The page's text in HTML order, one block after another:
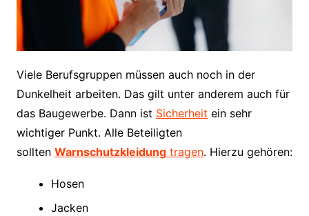
Viele Berufsgruppen müssen auch noch in der
Dunkelheit arbeiten. Das gilt unter anderem auch für
das Baugewerbe. Dann ist Sicherheit ein sehr
wichtiger Punkt. Alle Beteiligten
sollten Warnschutzkleidungtragen. Hierzu gehören:
Hosen
Jacken